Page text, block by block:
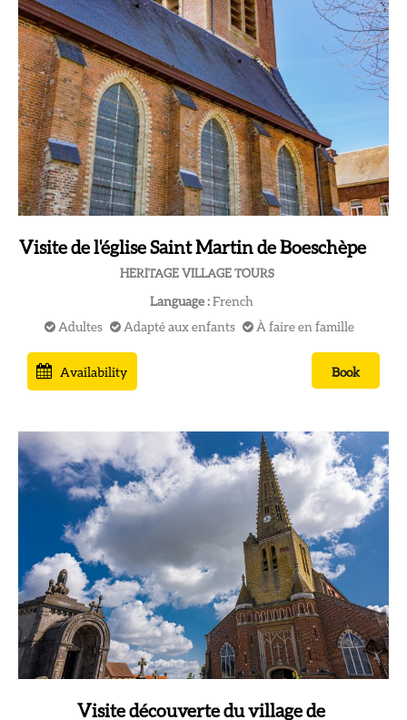
Visite de l'église Saint Martin de Boeschèpe
HERITAGE VILLAGE TOURS
Language : French
Adultes
Adapté aux enfants À faire en famille
Availability Book
Visite découverte du village de